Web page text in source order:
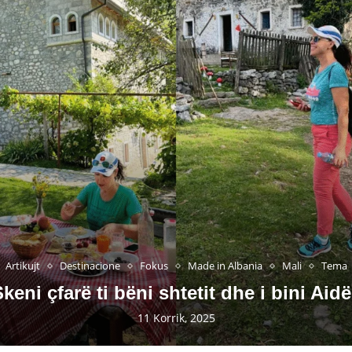
Artikujt Destinacione Fokus Made in Albania Mali Tema
çfarë ti bëni shtetit dhe i bini
11 Korrik, 2025